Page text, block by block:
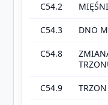
C54.2
C54.3 DNO
C54.8
C54.9